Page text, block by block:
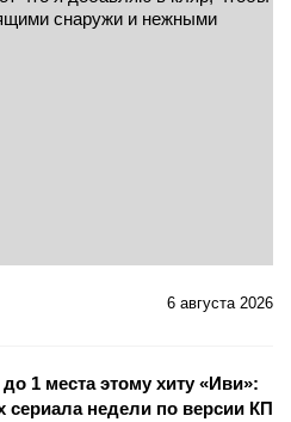
6 августа 2026
1 места этому хиту «Иви»:
недели по версии КП